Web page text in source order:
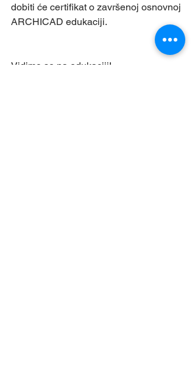
dobiti će certifikat o završenoj osnovnoj
ARCHICAD edukaciji.
Vidimo se na edukaciji!